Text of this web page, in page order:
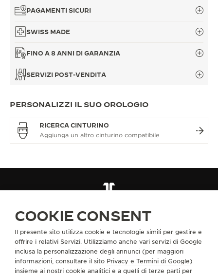
PAGAMENTI SICURI
SWISS MADE
FINO A 8 ANNI DI GARANZIA
SERVIZI POST-VENDITA
PERSONALIZZI IL SUO OROLOGIO
RICERCA CINTURINO
INFORMAZIONI SU DI NOI
SERVIZI
COOKIE CONSENT
Il presente sito utilizza cookie e tecnologie simili per gestire e
offrire i relativi Servizi. Utilizziamo anche vari servizi di Google
inclusa la personalizzazione degli annunci (per maggiori
informazioni, consultare il sito Privacy e Termini di Google)
insieme ai nostri cookie analitici e a quelli di terze parti per